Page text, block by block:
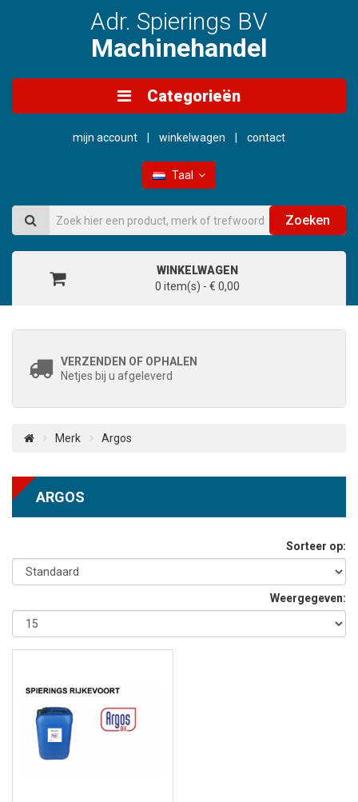
Adr. Spierings BV
Machinehandel
Categorieën
mijn account winkelwagen contact
Taal
Zoeken
WINKELWAGEN
0 item(s) - € 0,00
VERZENDEN OF OPHALEN
Netjes bij u afgeleverd
Merk Argos
ARGOS
Sorteer op:
Weergegeven: